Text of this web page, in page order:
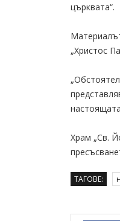
църквата“.
„Христос
Храм „Св.
ТАГОВЕ: